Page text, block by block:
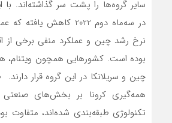
سایر گروه‌‌‌ها را پشت سر گذاشته‌‌‌اند. با
در سه‌ماه دوم 2022 کاهش
نرخ رشد چین و عملکرد منفی برخی از
بوده است. کشورهایی همچون ویتنام،
چین و سریلانکا در این گروه قرار
همه‌گیری کرونا بر بخش‌‌‌های
تکنولوژی طبقه‌‌‌بندی شده‌‌‌اند، متفاوت